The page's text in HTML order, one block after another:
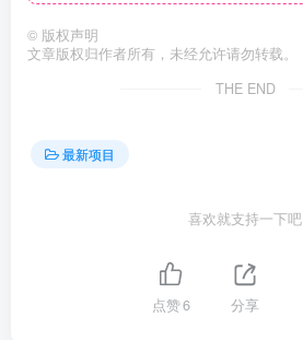
© 版权声明
文章版权归作者所有，未经允许请勿转载。
THE END
最新项目
喜欢就支持一下吧
点赞6 分享